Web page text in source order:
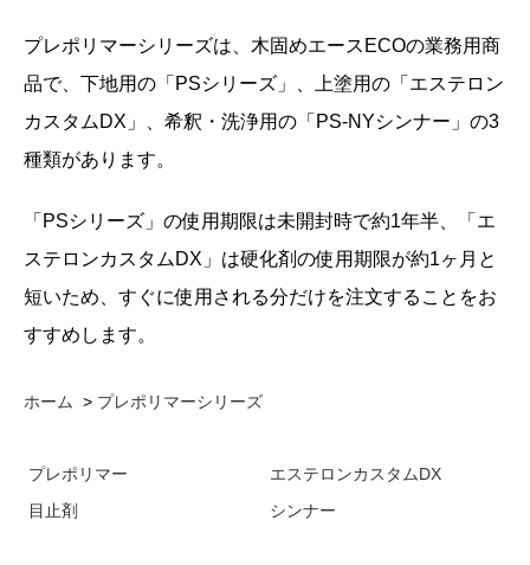
プレポリマーシリーズは、木固めエースECOの業務用商
品で、下地用の「PSシリーズ」、上塗用の「エステロン
カスタムDX」、希釈・洗浄用の「PS-NYシンナー」の3
種類があります。
「PSシリーズ」の使用期限は未開封時で約1年半、「エ
ステロンカスタムDX」は硬化剤の使用期限が約1ヶ月と
短いため、すぐに使用される分だけを注文することをお
すすめします。
ホーム > プレポリマーシリーズ
プレポリマー
エステロンカスタムDX
目止剤
シンナー